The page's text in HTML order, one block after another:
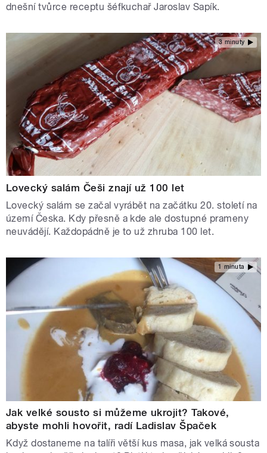
dnešní tvůrce receptu šéfkuchař Jaroslav Sapík.
3 minuty
Lovecký salám Češi znají už 100 let
Lovecký salám se začal vyrábět na začátku 20. století na
území Česka. Kdy přesně a kde ale dostupné prameny
neuvádějí. Každopádně je to už zhruba 100 let.
1 minuta
Jak velké sousto si můžeme ukrojit? Takové,
abyste mohli hovořit, radí Ladislav Špaček
Když dostaneme na talíři větší kus masa, jak velká sousta